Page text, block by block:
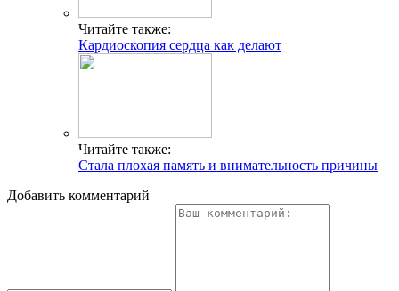
Читайте также:
Кардиоскопия сердца как делают
Читайте также:
Стала плохая память и внимательность причины
Добавить комментарий